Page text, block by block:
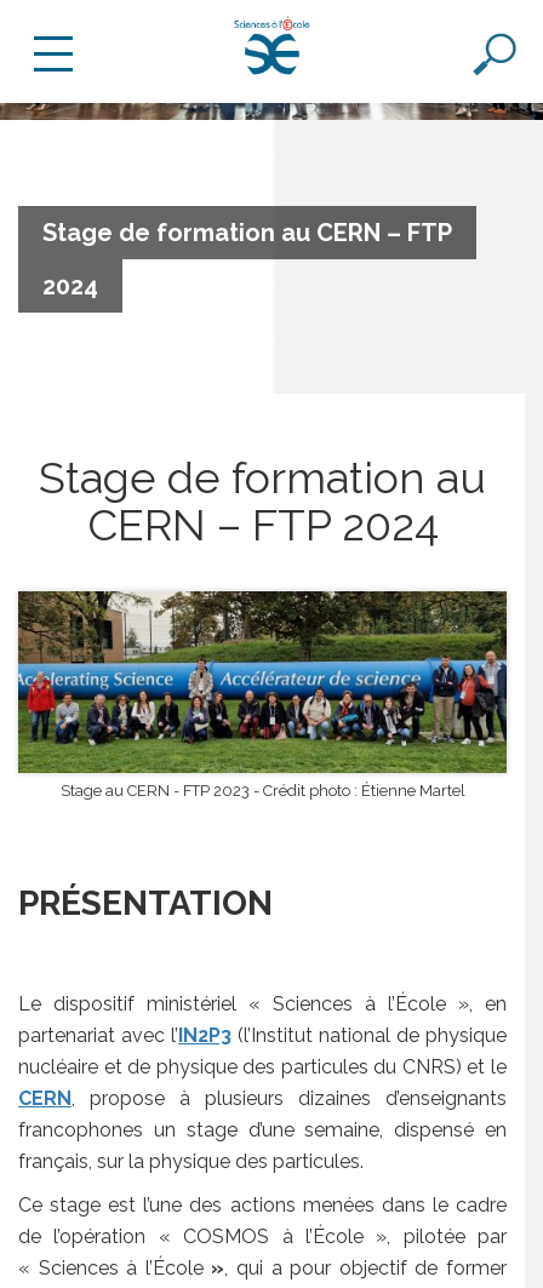
Stage de formation au CERN – FTP
2024
Stage de formation au
CERN – FTP 2024
Stage au CERN - FTP 2023 - Crédit photo : Étienne Martel
PRÉSENTATION
Le dispositif ministériel « Sciences à l’École », en
partenariat avec l’ IN2P3 (l’Institut national de physique
nucléaire et de physique des particules du CNRS) et le
CERN, propose à plusieurs dizaines d’enseignants
francophones un stage d’une semaine, dispensé en
français, sur la physique des particules.
Ce stage est l’une des actions menées dans le cadre
de l’opération « COSMOS à l’École », pilotée par
« Sciences à l’École », qui a pour objectif de former